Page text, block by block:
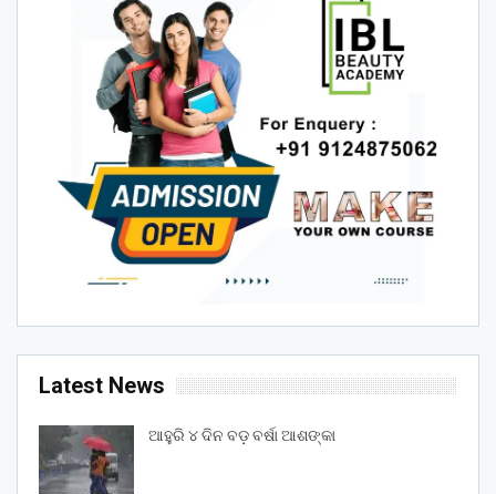
Latest News
ଆହୁରି ୪ ଦିନ ବଡ଼ ବର୍ଷା ଆଶଙ୍କା